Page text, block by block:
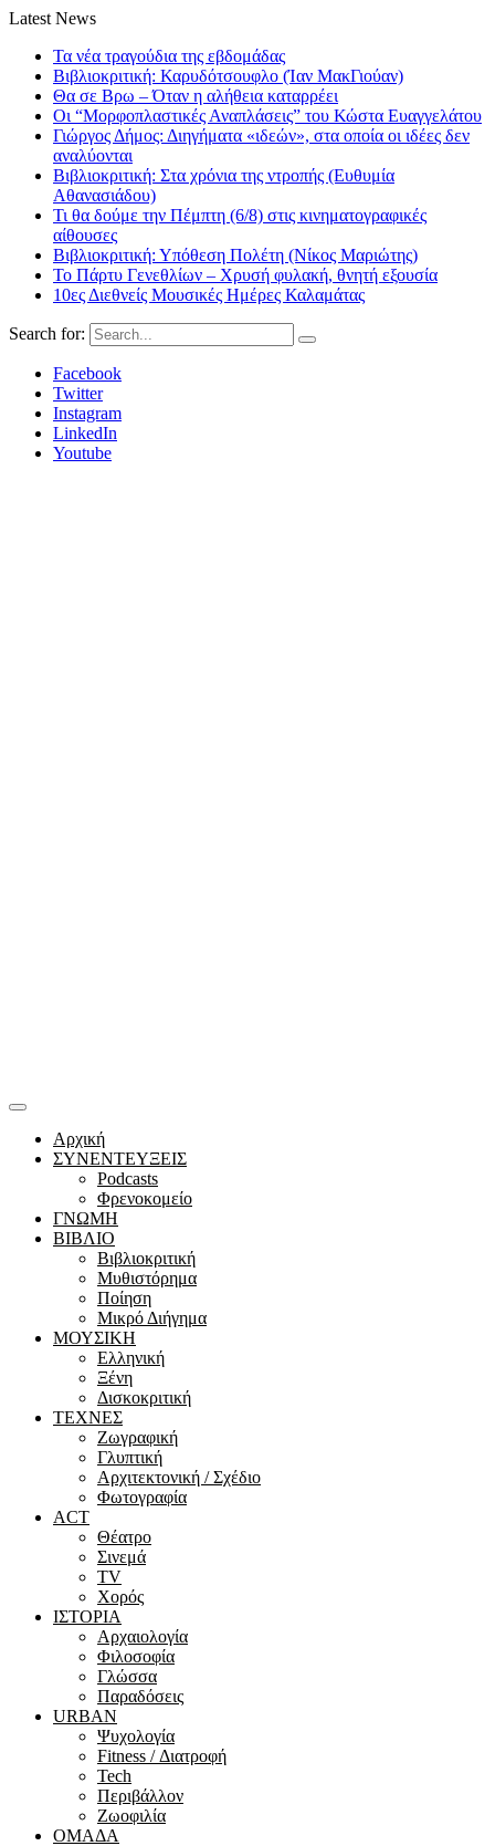
Latest News
Τα νέα τραγούδια της εβδομάδας
Βιβλιοκριτική: Καρυδότσουφλο (Ίαν ΜακΓιούαν)
Θα σε Βρω – Όταν η αλήθεια καταρρέει
Οι “Μορφοπλαστικές Αναπλάσεις” του Κώστα Ευαγγελάτου
Γιώργος Δήμος: Διηγήματα «ιδεών», στα οποία οι ιδέες δεν
αναλύονται
Βιβλιοκριτική: Στα χρόνια της ντροπής (Ευθυμία
Αθανασιάδου)
Τι θα δούμε την Πέμπτη (6/8) στις κινηματογραφικές
αίθουσες
Βιβλιοκριτική: Υπόθεση Πολέτη (Νίκος Μαριώτης)
Το Πάρτυ Γενεθλίων – Χρυσή φυλακή, θνητή εξουσία
10ες Διεθνείς Μουσικές Ημέρες Καλαμάτας
Search for:
Facebook
Twitter
Instagram
LinkedIn
Youtube
Αρχική
ΣΥΝΕΝΤΕΥΞΕΙΣ
Podcasts
Φρενοκομείο
ΓΝΩΜΗ
ΒΙΒΛΙΟ
Βιβλιοκριτική
Μυθιστόρημα
Ποίηση
Μικρό Διήγημα
ΜΟΥΣΙΚΗ
Ελληνική
Ξένη
Δισκοκριτική
ΤΕΧΝΕΣ
Ζωγραφική
Γλυπτική
Αρχιτεκτονική / Σχέδιο
Φωτογραφία
ACT
Θέατρο
Σινεμά
ΤV
Χορός
ΙΣΤΟΡΙΑ
Αρχαιολογία
Φιλοσοφία
Γλώσσα
Παραδόσεις
URBAN
Ψυχολογία
Fitness / Διατροφή
Tech
Περιβάλλον
Ζωοφιλία
ΟΜΑΔΑ